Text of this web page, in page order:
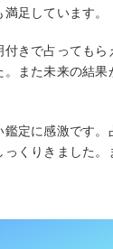
足しています。
付きで占っても
また未来の結果
鑑定に感激です
っくりきました